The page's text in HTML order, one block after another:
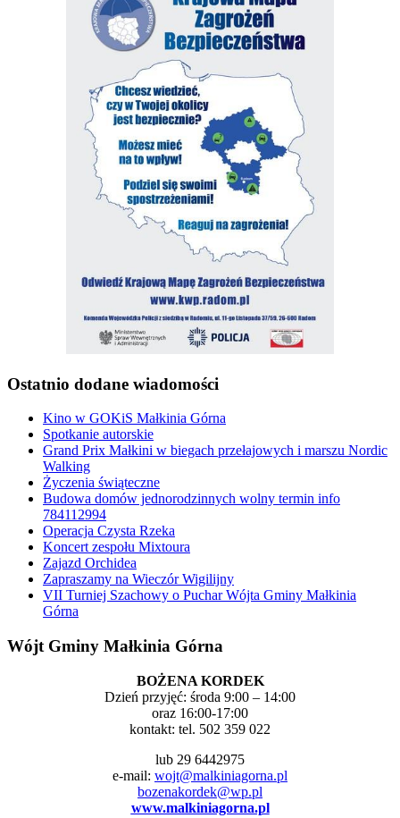
Ostatnio dodane wiadomości
Kino w GOKiS Małkinia Górna
Spotkanie autorskie
Grand Prix Małkini w biegach przełajowych i marszu Nordic
Walking
Życzenia świąteczne
Budowa domów jednorodzinnych wolny termin info
784112994
Operacja Czysta Rzeka
Koncert zespołu Mixtoura
Zajazd Orchidea
Zapraszamy na Wieczór Wigilijny
VII Turniej Szachowy o Puchar Wójta Gminy Małkinia
Górna
Wójt Gminy Małkinia Górna
BOŻENA KORDEK
Dzień przyjęć: środa 9:00 – 14:00
oraz 16:00-17:00
kontakt: tel. 502 359 022
lub 29 6442975
e-mail: wojt@malkiniagorna.pl
bozenakordek@wp.pl
www.malkiniagorna.pl